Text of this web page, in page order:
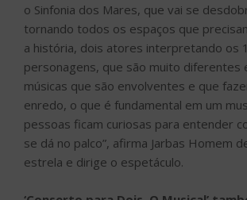
o Sinfonia dos Mares, que vai se
tornando todos os espaços que
a história, dois atores interpretando os
personagens, que são muito diferentes
músicas que são envolventes e que
enredo, o que é fundamental em um
pessoas ficam curiosas para entender
se dá no palco”, afirma Jarbas Homem
estrela e dirige o espetáculo.